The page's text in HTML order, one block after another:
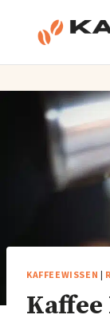
KAFFEEWISSEN |